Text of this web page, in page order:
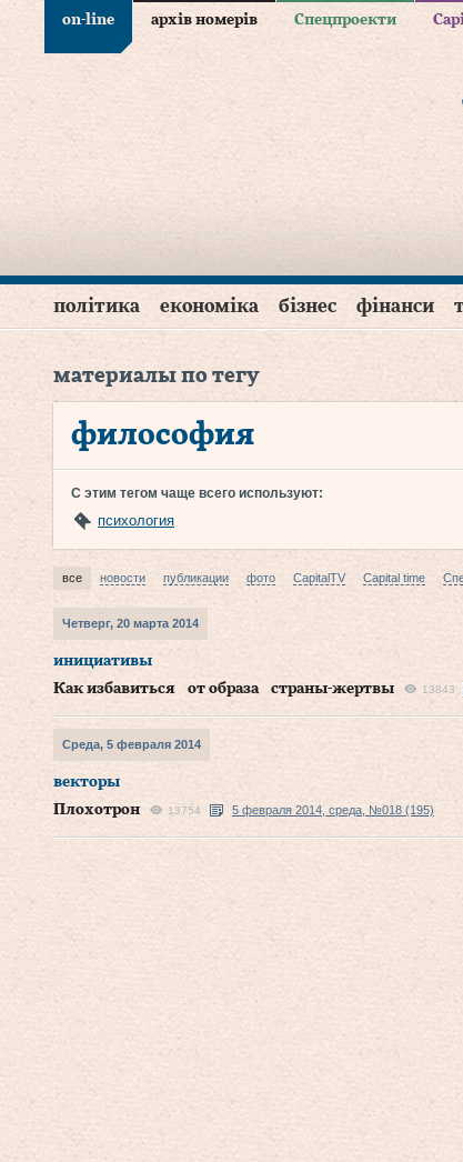
on-line архів номерів Спецпроекти
політика економіка бізнес фінанси
материалы по тегу
философия
С этим тегом чаще всего используют:
психология
все новости публикации фото CapitalTV Capital time
Четверг, 20 марта 2014
инициативы
Как избавиться от образа страны-жертвы
13843
Среда, 5 февраля 2014
векторы
Плохотрон
13754 5 февраля 2014, среда, №018 (195)